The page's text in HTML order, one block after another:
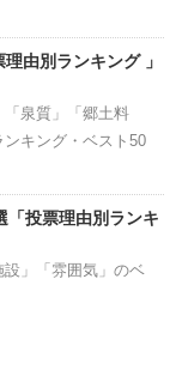
由別ランキング 」
「泉質」「郷土料
キング・ベスト50
「投票理由別ランキ
設」「雰囲気」のベ